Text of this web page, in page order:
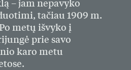
– jam nepavyko
tačiau 1909 m.
metų išvyko į
prie savo
karo metu